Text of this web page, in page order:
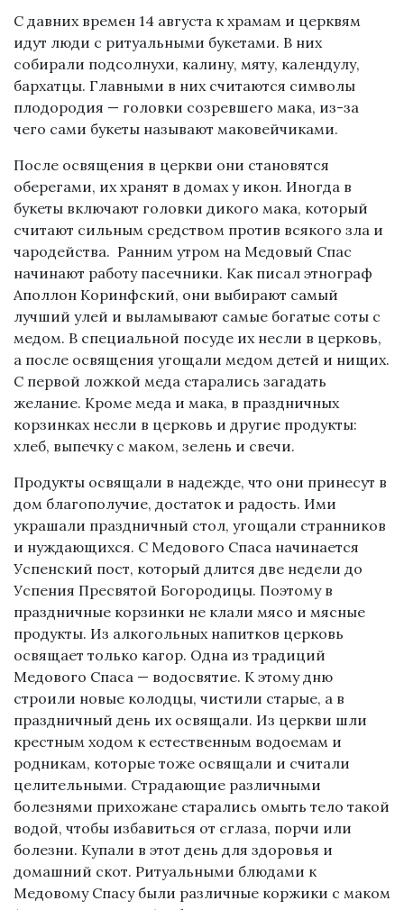
С давних времен 14 августа к храмам и церквям
идут люди с ритуальными букетами. В них
собирали подсолнухи, калину, мяту, календулу,
бархатцы. Главными в них считаются символы
плодородия — головки созревшего мака, из-за
чего сами букеты называют маковейчиками.
После освящения в церкви они становятся
оберегами, их хранят в домах у икон. Иногда в
букеты включают головки дикого мака, который
считают сильным средством против всякого зла и
чародейства. Ранним утром на Медовый Спас
начинают работу пасечники. Как писал этнограф
Аполлон Коринфский, они выбирают самый
лучший улей и выламывают самые богатые соты с
медом. В специальной посуде их несли в церковь,
а после освящения угощали медом детей и нищих.
С первой ложкой меда старались загадать
желание. Кроме меда и мака, в праздничных
корзинках несли в церковь и другие продукты:
хлеб, выпечку с маком, зелень и свечи.
Продукты освящали в надежде, что они принесут в
дом благополучие, достаток и радость. Ими
украшали праздничный стол, угощали странников
и нуждающихся. С Медового Спаса начинается
Успенский пост, который длится две недели до
Успения Пресвятой Богородицы. Поэтому в
праздничные корзинки не клали мясо и мясные
продукты. Из алкогольных напитков церковь
освящает только кагор. Одна из традиций
Медового Спаса — водосвятие. К этому дню
строили новые колодцы, чистили старые, а в
праздничный день их освящали. Из церкви шли
крестным ходом к естественным водоемам и
родникам, которые тоже освящали и считали
целительными. Страдающие различными
болезнями прихожане старались омыть тело такой
водой, чтобы избавиться от сглаза, порчи или
болезни. Купали в этот день для здоровья и
домашний скот. Ритуальными блюдами к
Медовому Спасу были различные коржики с маком